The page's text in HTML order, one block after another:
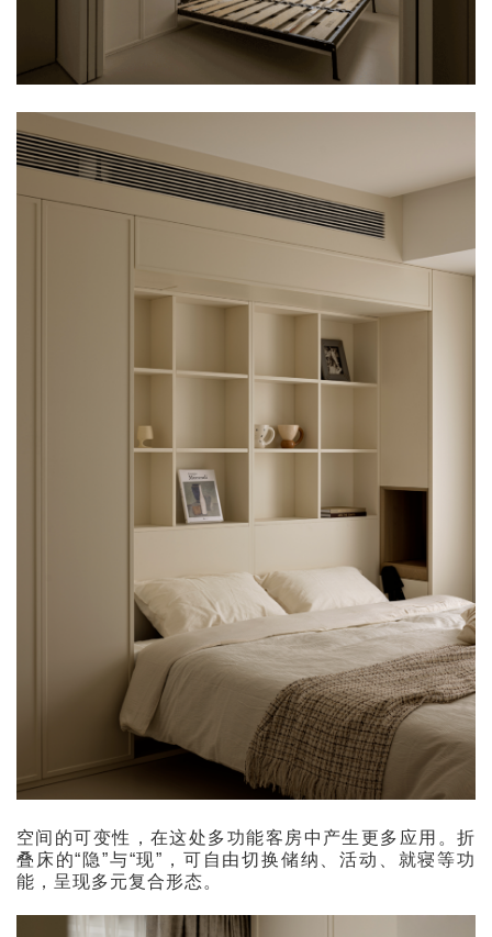
空间的可变性，在这处多功能客房中产生更多应用。折
叠床的“隐”与“现”，可自由切换储纳、活动、就寝等功
能，呈现多元复合形态。